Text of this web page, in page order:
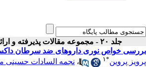
جلد ۲۰ - مجموعه مقالات پذیرفته و ارائه شده در بیستمین کنفرانس اپتیک و فوتونیک ایران
بررسی خواص نوری داروهای ضد سرطان
پرویز پروین*۱ ، نجمه السادات حسینی